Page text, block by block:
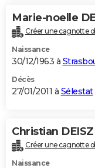
Marie-noelle
Créer une cagnotte
Naissance
30/12/1963 à
Décès
27/01/2011 à Sélestat
Christian DEISZ
Créer une cagnotte
Naissance